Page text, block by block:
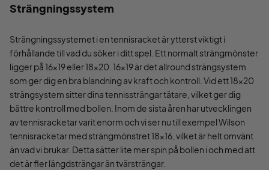
Strängningssystem
Strängningssystemet i en tennisracket är ytterst viktigt i
förhållande till vad du söker i ditt spel. Ett normalt strängmönster
ligger på 16x19 eller 18x20. 16x19 är det allround strängsystem
som ger dig en bra blandning av kraft och kontroll. Vid ett 18x20
strängsystem sitter dina tennissträngar tätare, vilket ger dig
bättre kontroll med bollen. Inom de sista åren har utvecklingen
av tennisracketar varit enorm och vi ser nu till exempel Wilson
tennisracketar med strängmönstret 18x16, vilket är helt omvänt
än vad vi brukar. Detta sätter lite mer spin på bollen i och med att
det är fler längdsträngar än tvärsträngar.